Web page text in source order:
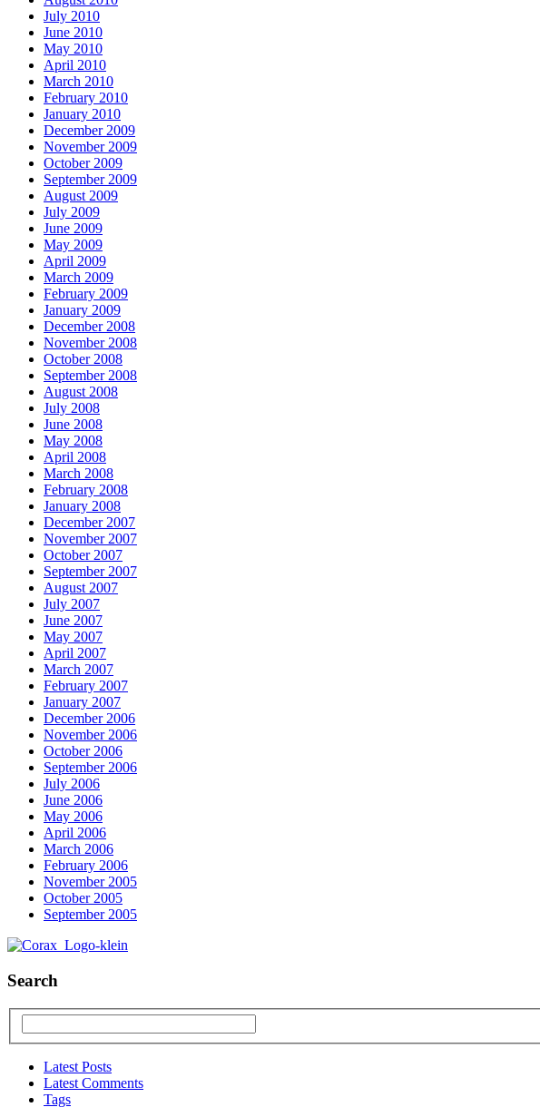
July 2010
June 2010
May 2010
April 2010
March 2010
February 2010
January 2010
December 2009
November 2009
October 2009
September 2009
August 2009
July 2009
June 2009
May 2009
April 2009
March 2009
February 2009
January 2009
December 2008
November 2008
October 2008
September 2008
August 2008
July 2008
June 2008
May 2008
April 2008
March 2008
February 2008
January 2008
December 2007
November 2007
October 2007
September 2007
August 2007
July 2007
June 2007
May 2007
April 2007
March 2007
February 2007
January 2007
December 2006
November 2006
October 2006
September 2006
July 2006
June 2006
May 2006
April 2006
March 2006
February 2006
November 2005
October 2005
September 2005
Search
Latest Posts
Latest Comments
Tags